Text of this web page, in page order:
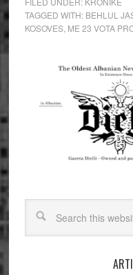
TAGGED WITH: BEHLUL
KOSOVES, ME 23 VOTA